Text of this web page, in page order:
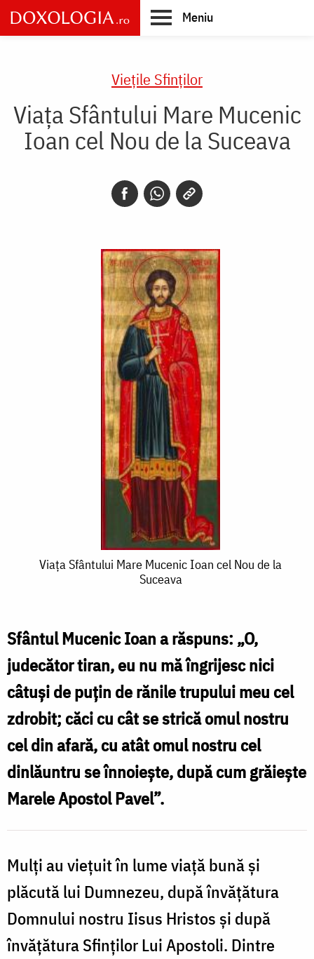
Skip
to
main
Meniu
Vieţile Sfinţilor
Viața Sfântului Mare Mucenic
Ioan cel Nou de la Suceava
Viața
Mucenic
Ioan
cel
Nou
de
Suceava
Viața Sfântului Mare Mucenic Ioan cel Nou de la
Suceava
Sfântul Mucenic Ioan a răspuns: „O,
judecător tiran, eu nu mă îngrijesc nici
câtuși de puțin de rănile trupului meu cel
zdrobit; căci cu cât se strică omul nostru
cel din afară, cu atât omul nostru cel
dinlăuntru se înnoiește, după cum grăiește
Marele Apostol Pavel”.
Mulți au viețuit în lume viață bună și
plăcută lui Dumnezeu, după învățătura
Domnului nostru Iisus Hristos și după
învățătura Sfinților Lui Apostoli. Dintre